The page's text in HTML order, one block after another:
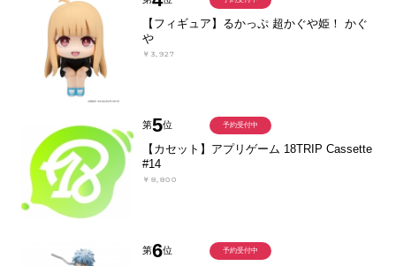
【フィギュア】るかっぷ 超かぐや姫！ かぐ
や
￥3,927
第5位
【カセット】アプリゲーム 18TRIP Cassette
#14
￥8,800
予約受付中
第6位 予約受付中